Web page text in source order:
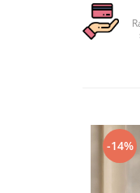
Artificiala De Iepure, 6
Set Lenjerie Pat
Pilota / Cuvertura
Set Lenjerie De Pat
11 Piese, Cuvertura
-14%